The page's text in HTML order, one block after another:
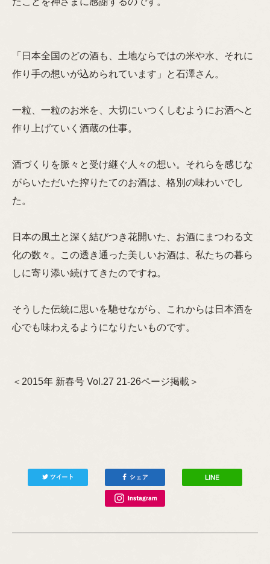
「日本全国のどの酒も、土地ならではの米や水、それに
作り手の想いが込められています」と石澤さん。
一粒、一粒のお米を、大切にいつくしむようにお酒へと
作り上げていく酒蔵の仕事。
酒づくりを脈々と受け継ぐ人々の想い。それらを感じな
がらいただいた搾りたてのお酒は、格別の味わいでし
た。
日本の風土と深く結びつき花開いた、お酒にまつわる文
化の数々。この透き通った美しいお酒は、私たちの暮ら
しに寄り添い続けてきたのですね。
そうした伝統に思いを馳せながら、これからは日本酒を
心でも味わえるようになりたいものです。
＜2015年 新春号 Vol.27 21-26ページ掲載＞